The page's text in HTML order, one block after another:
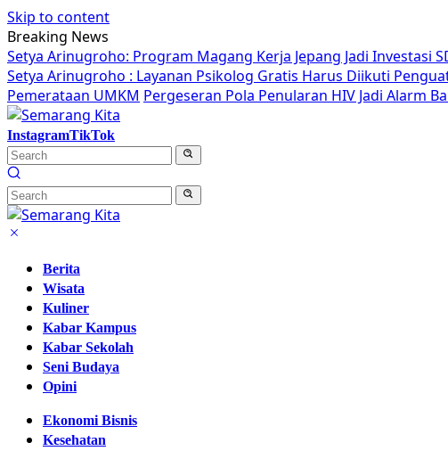
Skip to content
Breaking News
Setya Arinugroho: Program Magang Kerja Jepang Jadi Investasi
Setya Arinugroho : Layanan Psikolog Gratis Harus Diikuti
Pemerataan UMKM Pergeseran Pola Penularan HIV Jadi Alarm
InstagramTikTok
Berita
Wisata
Kuliner
Kabar Kampus
Kabar Sekolah
Seni Budaya
Opini
Ekonomi Bisnis
Kesehatan